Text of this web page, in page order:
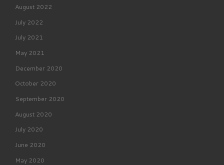
August 2022
July 2022
July 2021
May 2021
December 2020
October 2020
September 2020
August 2020
July 2020
June 2020
May 2020